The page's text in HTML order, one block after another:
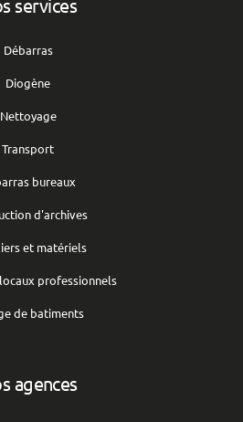
services
Débarras
Diogène
Nettoyage
Transport
bureaux
d'archives
et matériels
professionnels
de batiments
agences